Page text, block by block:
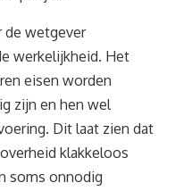
de wetgever
werkelijkheid. Het
eisen worden
zijn en hen wel
Dit laat zien dat
klakkeloos
soms onnodig